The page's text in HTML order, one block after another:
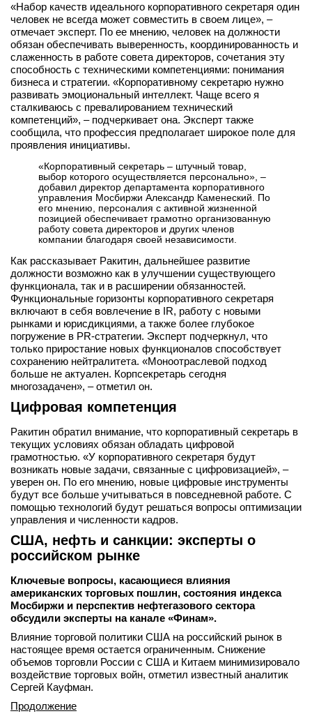
«Набор качеств идеального корпоративного секретаря один
человек не всегда может совместить в своем лице», –
отмечает эксперт. По ее мнению, человек на должности
обязан обеспечивать выверенность, координированность и
слаженность в работе совета директоров, сочетания эту
способность с техническими компетенциями: понимания
бизнеса и стратегии. «Корпоративному секретарю нужно
развивать эмоциональный интеллект. Чаще всего я
сталкиваюсь с превалированием технический
компетенций», – подчеркивает она. Эксперт также
сообщила, что профессия предполагает широкое поле для
проявления инициативы.
«Корпоративный секретарь – штучный товар,
выбор которого осуществляется персонально», –
добавил директор департамента корпоративного
управления Мосбиржи Александр Каменеский. По
его мнению, персоналия с активной жизненной
позицией обеспечивает грамотно организованную
работу совета директоров и других членов
компании благодаря своей независимости.
Как рассказывает Ракитин, дальнейшее развитие
должности возможно как в улучшении существующего
функционала, так и в расширении обязанностей.
Функциональные горизонты корпоративного секретаря
включают в себя вовлечение в IR, работу с новыми
рынками и юрисдикциями, а также более глубокое
погружение в PR-стратегии. Эксперт подчеркнул, что
только приростание новых функционалов способствует
сохранению нейтралитета. «Моноотраслевой подход
больше не актуален. Корпсекретарь сегодня
многозадачен», – отметил он.
Цифровая компетенция
Ракитин обратил внимание, что корпоративный секретарь в
текущих условиях обязан обладать цифровой
грамотностью. «У корпоративного секретаря будут
возникать новые задачи, связанные с цифровизацией», –
уверен он. По его мнению, новые цифровые инструменты
будут все больше учитываться в повседневной работе. С
помощью технологий будут решаться вопросы оптимизации
управления и численности кадров.
США, нефть и санкции: эксперты о
российском рынке
Ключевые вопросы, касающиеся влияния
американских торговых пошлин, состояния индекса
Мосбиржи и перспектив нефтегазового сектора
обсудили эксперты на канале «Финам».
Влияние торговой политики США на российский рынок в
настоящее время остается ограниченным. Снижение
объемов торговли России с США и Китаем минимизировало
воздействие торговых войн, отметил известный аналитик
Сергей Кауфман.
Продолжение